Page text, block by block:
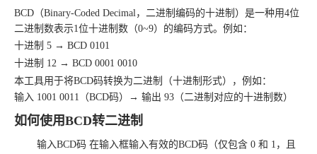
BCD（Binary-Coded Decimal，二进制编码的十进制）是一种用4位
二进制数表示1位十进制数（0~9）的编码方式。例如：
十进制 5 → BCD 0101
十进制 12 → BCD 0001 0010
本工具用于将BCD码转换为二进制（十进制形式），例如：
输入 1001 0011（BCD码）→ 输出 93（二进制对应的十进制数）
如何使用BCD转二进制
输入BCD码 在输入框输入有效的BCD码（仅包含 0 和 1，且